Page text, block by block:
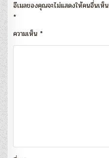
อีเมลของคุณจะไม่แสดงให้คนอื่นเห็น
*
ความเห็น *